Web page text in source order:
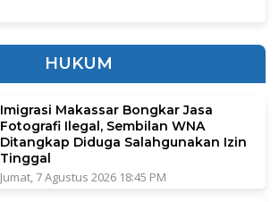
HUKUM
Imigrasi Makassar Bongkar Jasa
Fotografi Ilegal, Sembilan WNA
Ditangkap Diduga Salahgunakan Izin
Tinggal
Jumat, 7 Agustus 2026 18:45 PM